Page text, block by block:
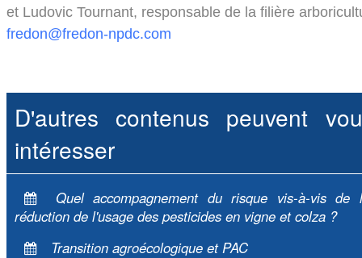
et Ludovic Tournant, responsable de la filière
fredon@fredon-npdc.com
D'autres contenus peuvent
intéresser
Quel accompagnement du risque vis-à-vis de
réduction de l'usage des pesticides en vigne et colza ?
Transition agroécologique et PAC